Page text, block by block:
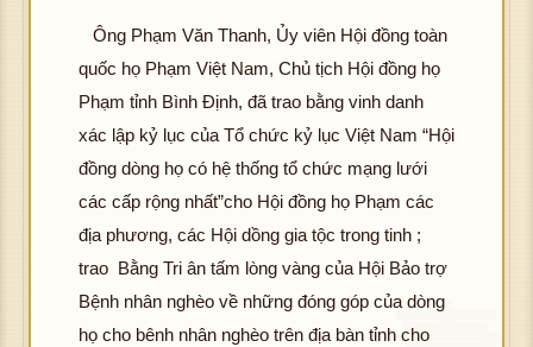
Ông Phạm Văn Thanh, Ủy viên Hội đồng toàn
quốc họ Phạm Việt Nam, Chủ tịch Hội đồng họ
Phạm tỉnh Bình Định, đã trao bằng vinh danh
xác lập kỷ lục của Tổ chức kỷ lục Việt Nam “Hội
đồng dòng họ có hệ thống tổ chức mạng lưới
các cấp rộng nhất”cho Hội đồng họ Phạm các
địa phương, các Hội dồng gia tộc trong tinh ;
trao Bằng Tri ân tấm lòng vàng của Hội Bảo trợ
Bệnh nhân nghèo về những đóng góp của dòng
họ cho bênh nhân nghèo trên địa bàn tỉnh cho